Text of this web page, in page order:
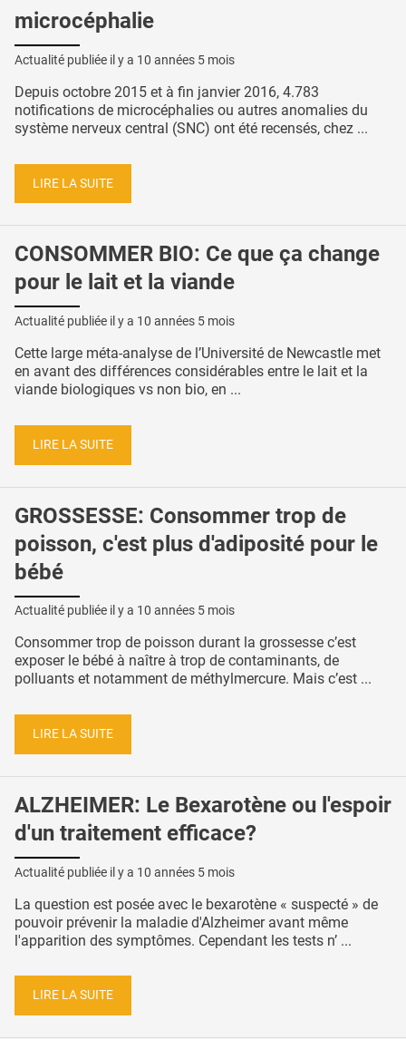
microcéphalie
Actualité publiée il y a 10 années 5 mois
Depuis octobre 2015 et à fin janvier 2016, 4.783
notifications de microcéphalies ou autres anomalies du
système nerveux central (SNC) ont été recensés, chez ...
LIRE LA SUITE
CONSOMMER BIO: Ce que ça change
pour le lait et la viande
Actualité publiée il y a 10 années 5 mois
Cette large méta-analyse de l’Université de Newcastle met
en avant des différences considérables entre le lait et la
viande biologiques vs non bio, en ...
LIRE LA SUITE
GROSSESSE: Consommer trop de
poisson, c'est plus d'adiposité pour le
bébé
Actualité publiée il y a 10 années 5 mois
Consommer trop de poisson durant la grossesse c’est
exposer le bébé à naître à trop de contaminants, de
polluants et notamment de méthylmercure. Mais c’est ...
LIRE LA SUITE
ALZHEIMER: Le Bexarotène ou l'espoir
d'un traitement efficace?
Actualité publiée il y a 10 années 5 mois
La question est posée avec le bexarotène « suspecté » de
pouvoir prévenir la maladie d'Alzheimer avant même
l'apparition des symptômes. Cependant les tests n’ ...
LIRE LA SUITE